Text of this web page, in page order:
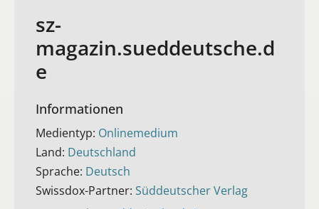
sz-
magazin.sueddeutsche.d
e
Informationen
Medientyp: Onlinemedium
Land: Deutschland
Sprache: Deutsch
Swissdox-Partner: Süddeutscher Verlag